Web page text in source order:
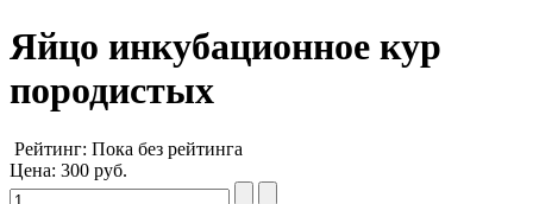
Яйцо инкубационное кур
породистых
Рейтинг: Пока без рейтинга
Цена: 300 руб.